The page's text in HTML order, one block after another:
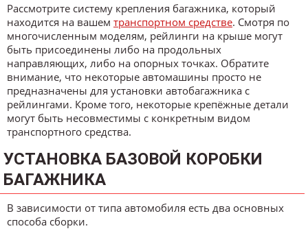
Рассмотрите систему крепления багажника, который
находится на вашем транспортном средстве. Смотря по
многочисленным моделям, рейлинги на крыше могут
быть присоединены либо на продольных
направляющих, либо на опорных точках. Обратите
внимание, что некоторые автомашины просто не
предназначены для установки автобагажника с
рейлингами. Кроме того, некоторые крепёжные детали
могут быть несовместимы с конкретным видом
транспортного средства.
УСТАНОВКА БАЗОВОЙ КОРОБКИ
БАГАЖНИКА
В зависимости от типа автомобиля есть два основных
способа сборки.